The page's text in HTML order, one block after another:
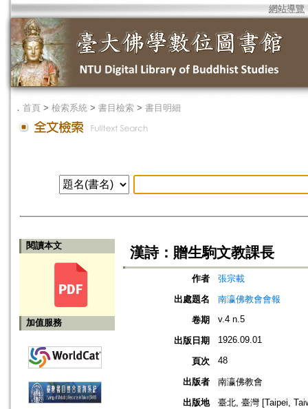
網站導覽
． 首頁 > 檢索系統 > 書目檢索 > 書目明細
閱讀本文
加值服務
漢詩：贈生駒文教課長
作者
張宗載
出處題名
南瀛佛教會會報
卷期
v.4 n.5
出版日期 1926.09.01
頁次 48
出版者
南瀛佛教會
出版地
臺北, 臺灣 [Taipei,